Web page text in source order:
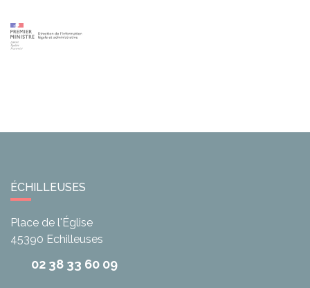
ÉCHILLEUSES
Place de l'Église
45390 Echilleuses
02 38 33 60 09